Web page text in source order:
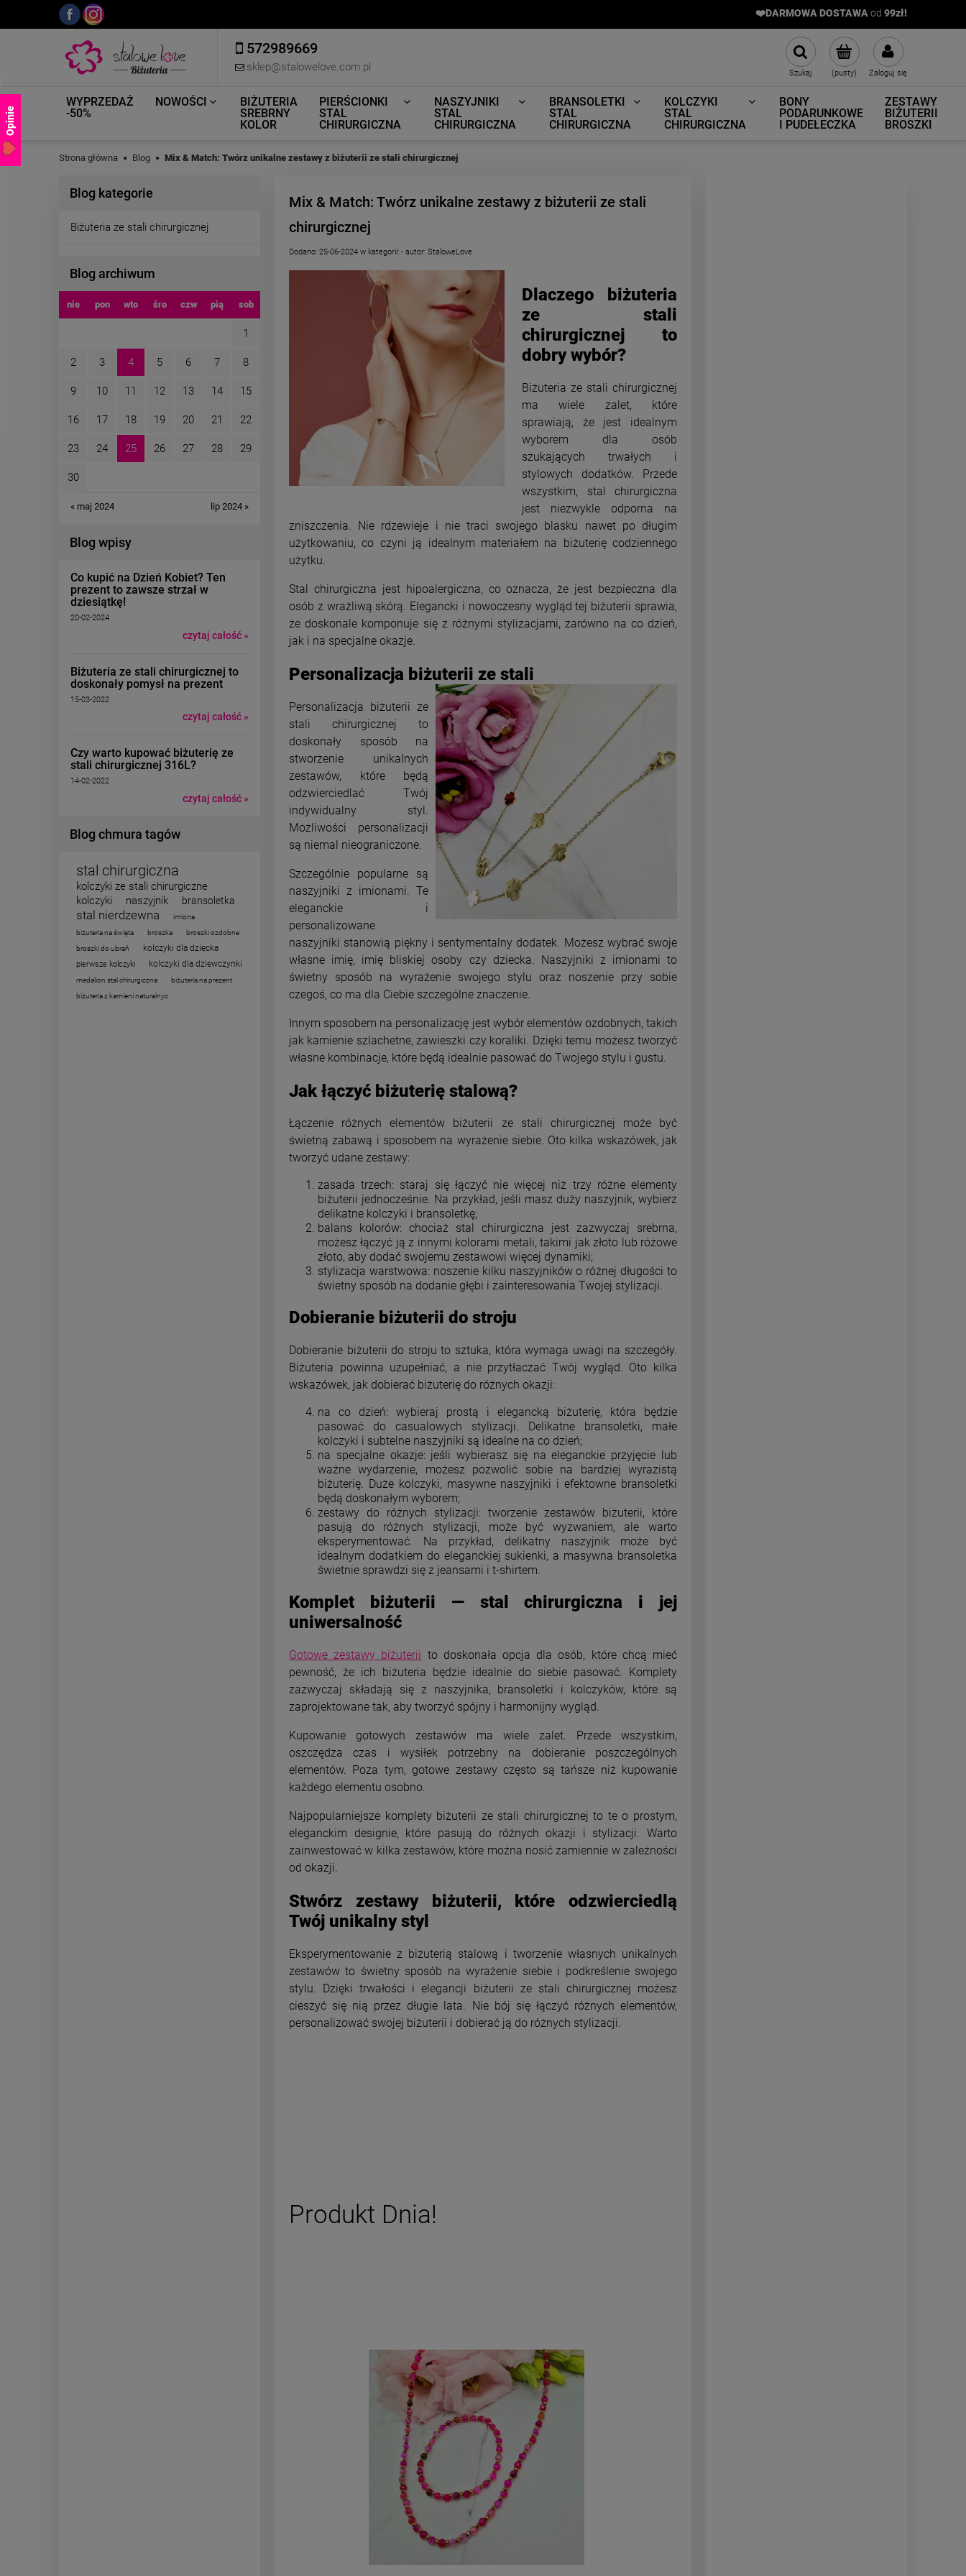
❤️DARMOWA DOSTAWA od 99zł!
572989669
sklep@stalowelove.com.pl (pusty) Zaloguj się
Szukaj
WYPRZEDAŻ
-50%
NOWOŚCI
BIŻUTERIA
SREBRNY
KOLOR
PIERŚCIONKI
STAL
CHIRURGICZNA
NASZYJNIKI
STAL
CHIRURGICZNA
BRANSOLETKI
STAL
CHIRURGICZNA
KOLCZYKI
STAL
CHIRURGICZNA
BONY
PODARUNKOWE
I PUDEŁECZKA
ZESTAWY
BIŻUTERII
BROSZKI
Strona główna Blog Mix & Match: Twórz unikalne zestawy z biżuterii ze stali chirurgicznej
Blog kategorie
Biżuteria ze stali chirurgicznej
Blog archiwum
nie pon wto śro czw pią sob
1
2 3 4 5 6 7 8
9 10 11 12 13 14 15
16 17 18 19 20 21 22
23 24 25 26 27 28 29
30
« maj 2024 lip 2024 »
Blog wpisy
Co kupić na Dzień Kobiet? Ten
prezent to zawsze strzał w
dziesiątkę!
20-02-2024
czytaj całość »
Biżuteria ze stali chirurgicznej to
doskonały pomysł na prezent
15-03-2022
czytaj całość »
Czy warto kupować biżuterię ze
stali chirurgicznej 316L?
14-02-2022
czytaj całość »
Blog chmura tagów
stal chirurgiczna
kolczyki ze stali chirurgiczne
kolczyki
naszyjnik bransoletka
stal nierdzewna
imiona
biżuteria na święta
broszka
broszki ozdobne
broszki do ubrań
kolczyki dla dziecka
pierwsze kolczyki kolczyki dla dziewczynki
medalion stal chirurgiczna
biżuteria na prezent
biżuteria z kamieni naturalnyc
Mix & Match: Twórz unikalne zestawy z biżuterii ze stali
chirurgicznej
Dodano: 25-06-2024 w kategorii: - autor: StaloweLove
Dlaczego biżuteria
ze stali
chirurgicznej to
dobry wybór?
Biżuteria ze stali chirurgicznej
ma wiele zalet, które
sprawiają, że jest idealnym
wyborem dla osób
szukających trwałych i
stylowych dodatków. Przede
wszystkim, stal chirurgiczna
jest niezwykle odporna na
zniszczenia. Nie rdzewieje i nie traci swojego blasku nawet po długim
użytkowaniu, co czyni ją idealnym materiałem na biżuterię codziennego
użytku.
Stal chirurgiczna jest hipoalergiczna, co oznacza, że jest bezpieczna dla
osób z wrażliwą skórą. Elegancki i nowoczesny wygląd tej biżuterii sprawia,
że doskonale komponuje się z różnymi stylizacjami, zarówno na co dzień,
jak i na specjalne okazje.
Personalizacja biżuterii ze stali
Personalizacja biżuterii ze
stali chirurgicznej to
doskonały sposób na
stworzenie unikalnych
zestawów, które będą
odzwierciedlać Twój
indywidualny styl.
Możliwości personalizacji
są niemal nieograniczone.
Szczególnie popularne są
naszyjniki z imionami. Te
eleganckie i
personalizowane
naszyjniki stanowią piękny i sentymentalny dodatek. Możesz wybrać swoje
własne imię, imię bliskiej osoby czy dziecka. Naszyjniki z imionami to
świetny sposób na wyrażenie swojego stylu oraz noszenie przy sobie
czegoś, co ma dla Ciebie szczególne znaczenie.
Innym sposobem na personalizację jest wybór elementów ozdobnych, takich
jak kamienie szlachetne, zawieszki czy koraliki. Dzięki temu możesz tworzyć
własne kombinacje, które będą idealnie pasować do Twojego stylu i gustu.
Jak łączyć biżuterię stalową?
Łączenie różnych elementów biżuterii ze stali chirurgicznej może być
świetną zabawą i sposobem na wyrażenie siebie. Oto kilka wskazówek, jak
tworzyć udane zestawy:
zasada trzech: staraj się łączyć nie więcej niż trzy różne elementy
biżuterii jednocześnie. Na przykład, jeśli masz duży naszyjnik, wybierz
delikatne kolczyki i bransoletkę;
balans kolorów: chociaż stal chirurgiczna jest zazwyczaj srebrna,
możesz łączyć ją z innymi kolorami metali, takimi jak złoto lub różowe
złoto, aby dodać swojemu zestawowi więcej dynamiki;
stylizacja warstwowa: noszenie kilku naszyjników o różnej długości to
świetny sposób na dodanie głębi i zainteresowania Twojej stylizacji.
Dobieranie biżuterii do stroju
Dobieranie biżuterii do stroju to sztuka, która wymaga uwagi na szczegóły.
Biżuteria powinna uzupełniać, a nie przytłaczać Twój wygląd. Oto kilka
wskazówek, jak dobierać biżuterię do różnych okazji:
na co dzień: wybieraj prostą i elegancką biżuterię, która będzie
pasować do casualowych stylizacji. Delikatne bransoletki, małe
kolczyki i subtelne naszyjniki są idealne na co dzień;
na specjalne okazje: jeśli wybierasz się na eleganckie przyjęcie lub
ważne wydarzenie, możesz pozwolić sobie na bardziej wyrazistą
biżuterię. Duże kolczyki, masywne naszyjniki i efektowne bransoletki
będą doskonałym wyborem;
zestawy do różnych stylizacji: tworzenie zestawów biżuterii, które
pasują do różnych stylizacji, może być wyzwaniem, ale warto
eksperymentować. Na przykład, delikatny naszyjnik może być
idealnym dodatkiem do eleganckiej sukienki, a masywna bransoletka
świetnie sprawdzi się z jeansami i t-shirtem.
Komplet biżuterii — stal chirurgiczna i jej
uniwersalność
Gotowe zestawy biżuterii to doskonała opcja dla osób, które chcą mieć
pewność, że ich biżuteria będzie idealnie do siebie pasować. Komplety
zazwyczaj składają się z naszyjnika, bransoletki i kolczyków, które są
zaprojektowane tak, aby tworzyć spójny i harmonijny wygląd.
Kupowanie gotowych zestawów ma wiele zalet. Przede wszystkim,
oszczędza czas i wysiłek potrzebny na dobieranie poszczególnych
elementów. Poza tym, gotowe zestawy często są tańsze niż kupowanie
każdego elementu osobno.
Najpopularniejsze komplety biżuterii ze stali chirurgicznej to te o prostym,
eleganckim designie, które pasują do różnych okazji i stylizacji. Warto
zainwestować w kilka zestawów, które można nosić zamiennie w zależności
od okazji.
Stwórz zestawy biżuterii, które odzwierciedlą
Twój unikalny styl
Eksperymentowanie z biżuterią stalową i tworzenie własnych unikalnych
zestawów to świetny sposób na wyrażenie siebie i podkreślenie swojego
stylu. Dzięki trwałości i elegancji biżuterii ze stali chirurgicznej możesz
cieszyć się nią przez długie lata. Nie bój się łączyć różnych elementów,
personalizować swojej biżuterii i dobierać ją do różnych stylizacji.
Produkt Dnia!
Opinie